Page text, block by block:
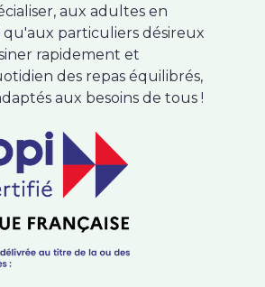
aux adultes en
qu'aux particuliers désireux
rapidement et
des repas équilibrés,
aux besoins de tous !